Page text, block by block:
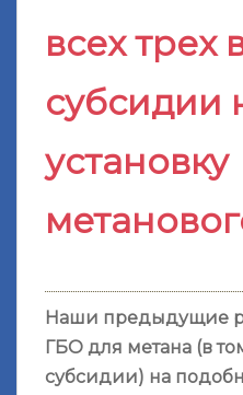
всех трех
субсидии
установку
Наши предыдущие
ГБО для метана (в
субсидии) на